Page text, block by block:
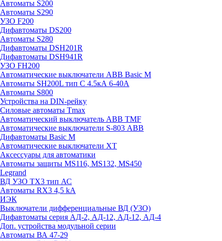
Автоматы S200
Автоматы S290
УЗО F200
Дифавтоматы DS200
Автоматы S280
Дифавтоматы DSH201R
Дифавтоматы DSH941R
УЗО FH200
Автоматические выключатели ABB Basic M
Автоматы SH200L тип С 4.5кА 6-40А
Автоматы S800
Устройства на DIN-рейку
Силовые автоматы Tmax
Автоматический выключатель ABB TMF
Автоматические выключатели S-803 АВВ
Дифавтоматы Basic M
Автоматические выключатели XT
Аксессуары для автоматики
Автоматы защиты MS116, MS132, MS450
Legrand
ВД УЗО TX3 тип АС
Автоматы RX3 4,5 kA
ИЭК
Выключатели дифференциальные ВД (УЗО)
Дифавтоматы серия АД-2, АД-12, АД-12, АД-4
Доп. устройства модульной серии
Автоматы ВА 47-29